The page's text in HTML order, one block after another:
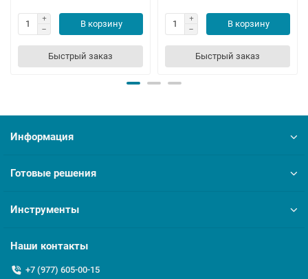
В корзину
Быстрый заказ
В корзину
Быстрый заказ
Информация
Готовые решения
Инструменты
Наши контакты
+7 (977) 605-00-15